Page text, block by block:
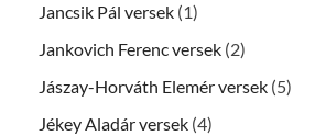
Jancsik Pál versek (1)
Jankovich Ferenc versek (2)
Jászay-Horváth Elemér versek (5)
Jékey Aladár versek (4)